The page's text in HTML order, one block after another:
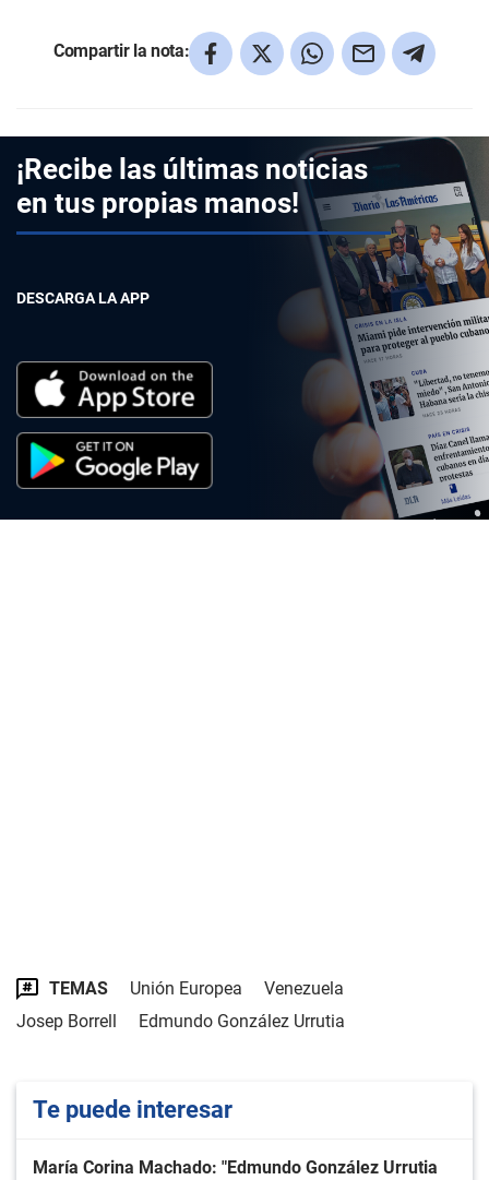
Compartir la nota:
¡Recibe las últimas noticias
en tus propias manos!
DESCARGA LA APP
TEMAS Unión Europea
Venezuela
Josep Borrell
Edmundo González Urrutia
Te puede interesar
María Corina Machado: "Edmundo González Urrutia